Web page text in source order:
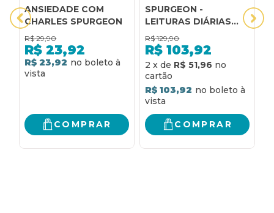
ANSIEDADE COM
CHARLES SPURGEON
R$ 29,90
R$ 23,92
R$ 23,92
COMPRAR
SPURGEON -
LEITURAS DIÁRIAS
POR CHARLES
SPURGEON:
REFLEXÕES DIÁRIAS
PARA VIVER NA
PRESENÇA DE DEUS
R$ 129,90
R$ 103,92
2 x de R$ 51,96
R$ 103,92
COMPRAR